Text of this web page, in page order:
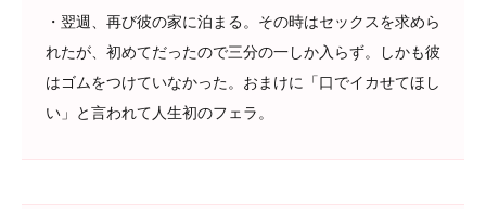
・翌週、再び彼の家に泊まる。その時はセックスを求めら
れたが、初めてだったので三分の一しか入らず。しかも彼
はゴムをつけていなかった。おまけに「口でイカせてほし
い」と言われて人生初のフェラ。